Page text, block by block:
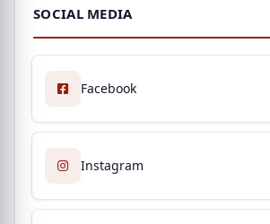
SOCIAL MEDIA
Facebook
Instagram